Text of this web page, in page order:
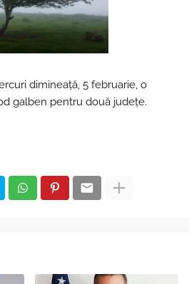
dimineață, 5 februarie, o
galben pentru două județe.